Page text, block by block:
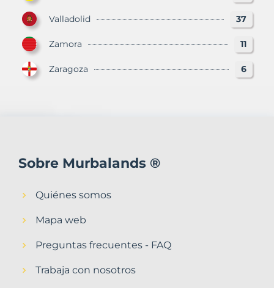
Valladolid 37
Zamora 11
Zaragoza 6
Sobre Murbalands ®
Quiénes somos
Mapa web
Preguntas frecuentes - FAQ
Trabaja con nosotros